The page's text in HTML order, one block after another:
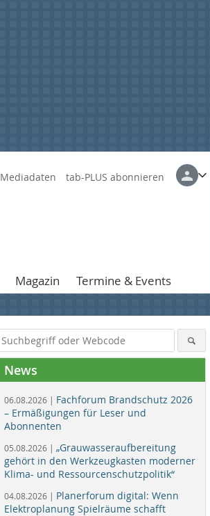
Mediadaten tab-PLUS abonnieren
Magazin Termine & Events
News
06.08.2026 | Fachforum Brandschutz 2026
– Ermäßigungen für Leser und
Abonnenten
05.08.2026 | „Grauwasseraufbereitung
gehört in den Werkzeugkasten moderner
Klima- und Ressourcenschutzpolitik“
04.08.2026 | Planerforum digital: Wenn
Elektroplanung Spielräume schafft